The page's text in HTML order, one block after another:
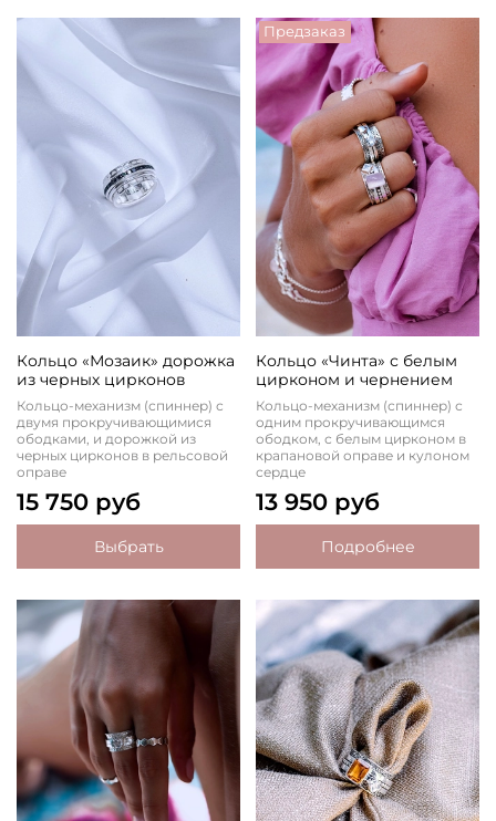
Кольцо «Мозаик» дорожка
из черных цирконов
Кольцо-механизм (спиннер) с
двумя прокручивающимися
ободками, и дорожкой из
черных цирконов в рельсовой
оправе
15 750 руб
Выбрать
Предзаказ
Кольцо «Чинта» с белым
цирконом и чернением
Кольцо-механизм (спиннер) с
одним прокручивающимся
ободком, с белым цирконом в
крапановой оправе и кулоном
сердце
13 950 руб
Подробнее